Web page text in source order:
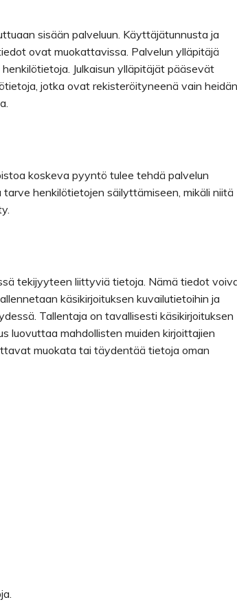
sisään palveluun. Käyttäjätunnusta ja
ovat muokattavissa. Palvelun ylläpitäjä
Julkaisun ylläpitäjät pääsevät
jotka ovat rekisteröityneenä vain heidän
koskeva pyyntö tulee tehdä palvelun
henkilötietojen säilyttämiseen, mikäli niitä
tekijyyteen liittyviä tietoja. Nämä tiedot
käsikirjoituksen kuvailutietoihin ja
Tallentaja on tavallisesti käsikirjoituksen
luovuttaa mahdollisten muiden kirjoittajien
muokata tai täydentää tietoja oman